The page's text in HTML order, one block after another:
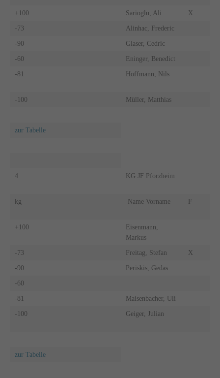
+100 Sarioglu, Ali X
-73 Alinhac, Frederic
-90 Glaser, Cedric
-60 Eninger, Benedict
-81 Hoffmann, Nils
-100 Müller, Matthias
zur Tabelle
4 KG JF Pforzheim
kg Name Vorname F
+100
Eisenmann,
Markus
-73 Freitag, Stefan X
-90 Periskis, Gedas
-60
-81 Maisenbacher, Uli
-100 Geiger, Julian
zur Tabelle